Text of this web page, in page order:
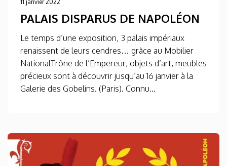
11 janvier 2022
PALAIS DISPARUS DE NAPOLÉON
Le temps d’une exposition, 3 palais impériaux
renaissent de leurs cendres… grâce au Mobilier
NationalTrône de l’Empereur, objets d’art, meubles
précieux sont à découvrir jusqu’au 16 janvier à la
Galerie des Gobelins. (Paris). Connu...